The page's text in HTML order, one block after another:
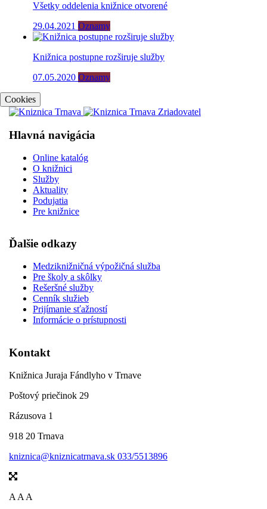
Všetky oddelenia knižnice otvorené
29.04.2021 Oznamy
Knižnica postupne rozširuje služby
07.05.2020 Oznamy
Cookies
Hlavná navigácia
Online katalóg
O knižnici
Služby
Aktuality
Podujatia
Pre knižnice
Ďalšie odkazy
Medziknižničná výpožičná služba
Pre školy a skôlky
Rešeršné služby
Cenník služieb
Prijímanie sťažností
Informácie o prístupnosti
Kontakt
Knižnica Juraja Fándlyho v Trnave
Poštový priečinok 29
Rázusova 1
918 20 Trnava
kniznica@kniznicatrnava.sk 033/5513896
A A A